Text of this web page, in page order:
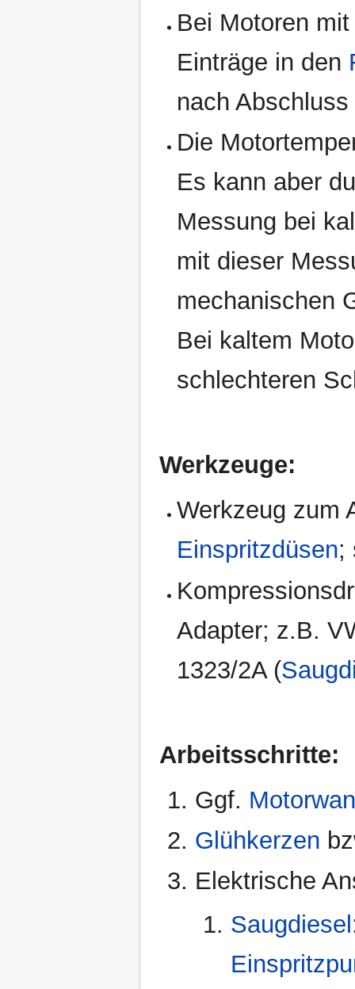
Bei Motoren
Einträge in den
nach
Die
Es kann aber
Messung bei
mit dieser
mechanischen
Bei kaltem
schlechteren
Werkzeuge:
Werkzeug zum
Einspritzdüsen;
Adapter; z.B.
1323/2A (
Arbeitsschritte:
Ggf.
Glühkerzen
Elektrische
Saugdiesel